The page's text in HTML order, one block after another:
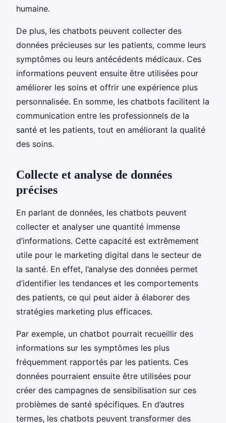
humaine.
De plus, les chatbots peuvent collecter des
données précieuses sur les patients, comme leurs
symptômes ou leurs antécédents médicaux. Ces
informations peuvent ensuite être utilisées pour
améliorer les soins et offrir une expérience plus
personnalisée. En somme, les chatbots facilitent la
communication entre les professionnels de la
santé et les patients, tout en améliorant la qualité
des soins.
Collecte et analyse de données
précises
En parlant de données, les chatbots peuvent
collecter et analyser une quantité immense
d’informations. Cette capacité est extrêmement
utile pour le marketing digital dans le secteur de
la santé. En effet, l’analyse des données permet
d’identifier les tendances et les comportements
des patients, ce qui peut aider à élaborer des
stratégies marketing plus efficaces.
Par exemple, un chatbot pourrait recueillir des
informations sur les symptômes les plus
fréquemment rapportés par les patients. Ces
données pourraient ensuite être utilisées pour
créer des campagnes de sensibilisation sur ces
problèmes de santé spécifiques. En d’autres
termes, les chatbots peuvent transformer des